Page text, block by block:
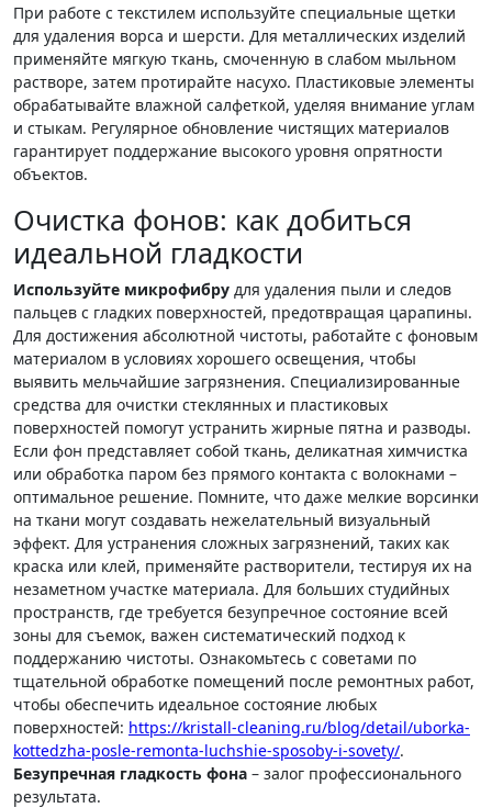
При работе с текстилем используйте специальные щетки
для удаления ворса и шерсти. Для металлических изделий
применяйте мягкую ткань, смоченную в слабом мыльном
растворе, затем протирайте насухо. Пластиковые элементы
обрабатывайте влажной салфеткой, уделяя внимание углам
и стыкам. Регулярное обновление чистящих материалов
гарантирует поддержание высокого уровня опрятности
объектов.
Очистка фонов: как добиться
идеальной гладкости
Используйте микрофибру для удаления пыли и следов
пальцев с гладких поверхностей, предотвращая царапины.
Для достижения абсолютной чистоты, работайте с фоновым
материалом в условиях хорошего освещения, чтобы
выявить мельчайшие загрязнения. Специализированные
средства для очистки стеклянных и пластиковых
поверхностей помогут устранить жирные пятна и разводы.
Если фон представляет собой ткань, деликатная химчистка
или обработка паром без прямого контакта с волокнами –
оптимальное решение. Помните, что даже мелкие ворсинки
на ткани могут создавать нежелательный визуальный
эффект. Для устранения сложных загрязнений, таких как
краска или клей, применяйте растворители, тестируя их на
незаметном участке материала. Для больших студийных
пространств, где требуется безупречное состояние всей
зоны для съемок, важен систематический подход к
поддержанию чистоты. Ознакомьтесь с советами по
тщательной обработке помещений после ремонтных работ,
чтобы обеспечить идеальное состояние любых
поверхностей: https://kristall-cleaning.ru/blog/detail/uborka-
kottedzha-posle-remonta-luchshie-sposoby-i-sovety/.
Безупречная гладкость фона – залог профессионального
результата.